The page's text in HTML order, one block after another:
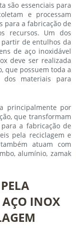
são essenciais para
e processam
para a fabricação de
recursos. Um dos
partir de entulhos da
de aço inoxidável
deve ser realizada
que possuem toda a
materiais para
principalmente por
que transformam
a fabricação de
pela reciclagem e
atuam com
alumínio, zamak
AÇO INOX